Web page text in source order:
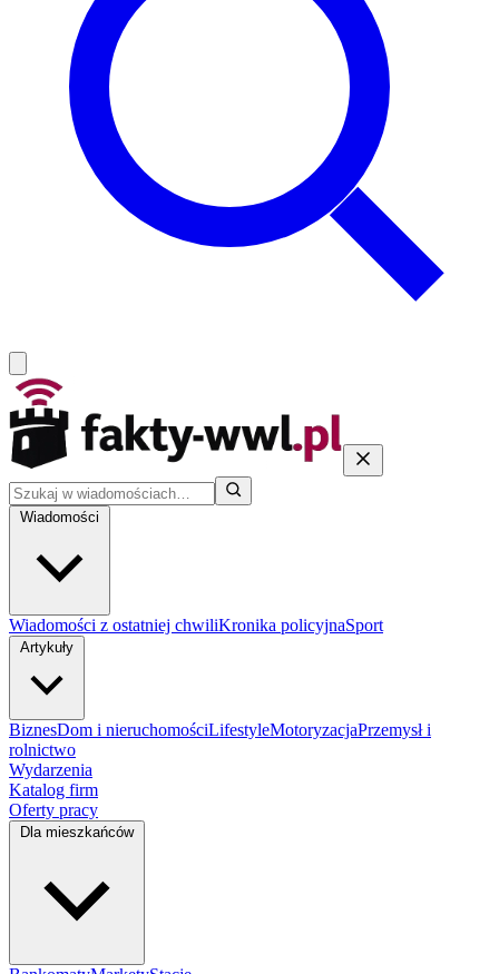
Wiadomości
Wiadomości z ostatniej chwiliKronika policyjnaSport
Artykuły
BiznesDom i nieruchomościLifestyleMotoryzacjaPrzemysł i
rolnictwo
Wydarzenia
Katalog firm
Oferty pracy
Dla mieszkańców